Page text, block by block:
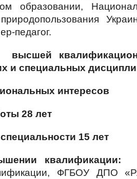
образовании,
педагог.
высшей
и специальных
интересов
28 лет
15 лет
ФГБОУ ДПО